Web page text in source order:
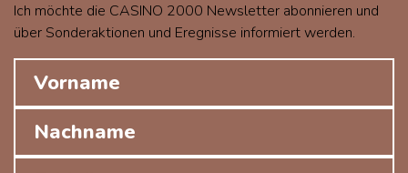
Ich möchte die CASINO 2000 Newsletter abonnieren und
über Sonderaktionen und Eregnisse informiert werden.